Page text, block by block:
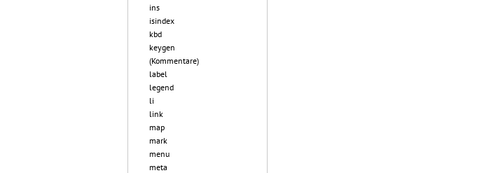
ins
isindex
kbd
keygen
(Kommentare)
label
legend
li
link
map
mark
menu
meta